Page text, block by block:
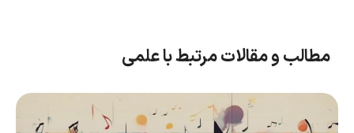
مطالب و مقالات مرتبط با علمی